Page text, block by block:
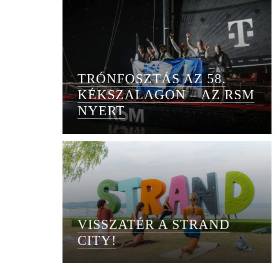
TRÓNFOSZTÁS AZ 58.
KÉKSZALAGON – AZ RSM
NYERT
VISSZATÉR A STRAND
CITY!